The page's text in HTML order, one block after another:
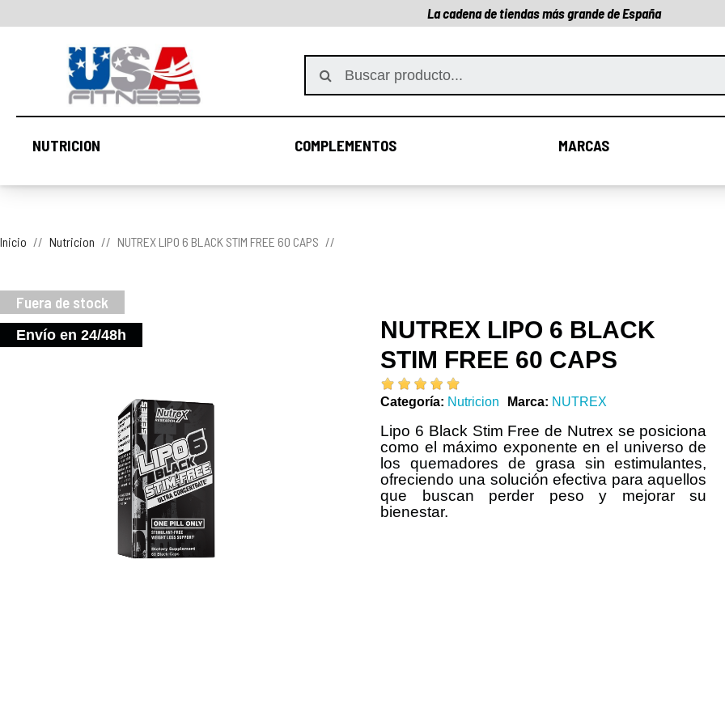
La cadena de tiendas más grande de España
NUTRICION COMPLEMENTOS MARCAS
COMPLEMENTOS MARCAS
Inicio Nutricion NUTREX LIPO 6 BLACK STIM FREE 60 CAPS
Fuera de stock
Envío en 24/48h
NUTREX LIPO 6 BLACK
STIM FREE 60 CAPS
Categoría Nutricion Marca NUTREX
Lipo 6 Black Stim Free de Nutrex se posiciona
como el máximo exponente en el universo de
los quemadores de grasa sin estimulantes,
ofreciendo una solución efectiva para aquellos
que buscan perder peso y mejorar su
bienestar.